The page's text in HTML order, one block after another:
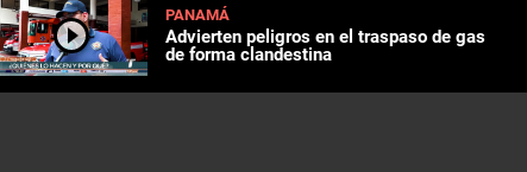
PANAMÁ
Advierten peligros en el traspaso de gas
de forma clandestina